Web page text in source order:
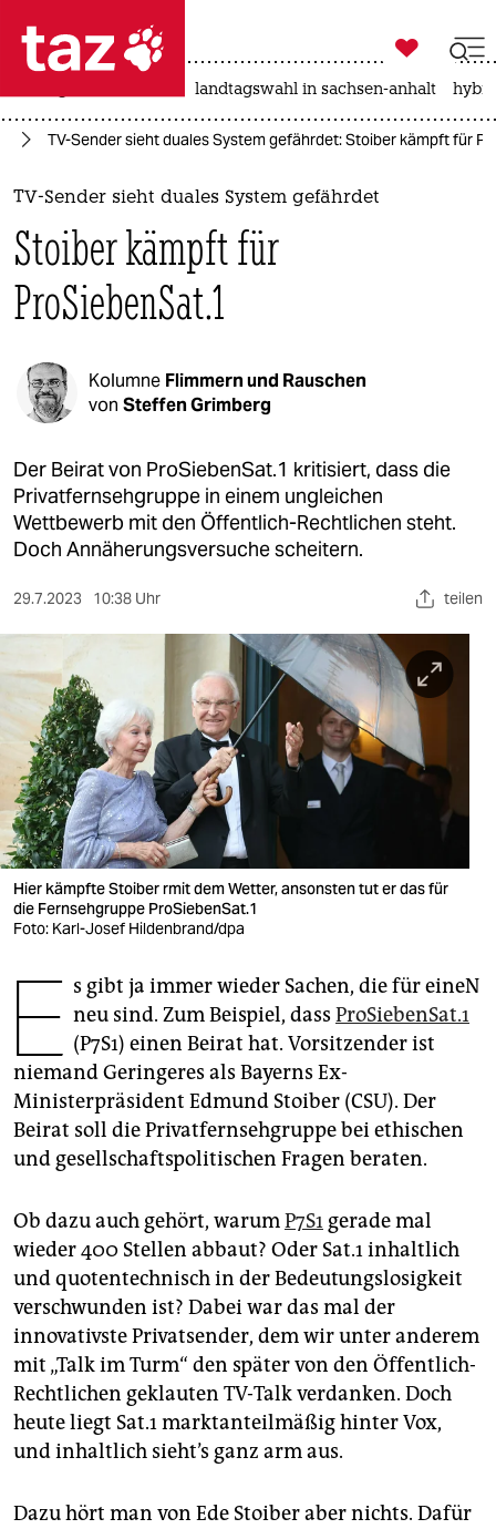
 taz zahl ich
taz zahl ich
themen
politik
öko
kultur
berlin
nord
wahrheit
verlag
veranstaltungen
shop
fragen & hilfe
unterstützen
abo
epaper login

taz zahl ich
landtagswahl in sachsen-anhalt
TV-Sender sieht duales System gefährdet: Stoiber kämpft für
TV-Sender sieht duales System gefährdet
Stoiber kämpft für
ProSiebenSat.1
Kolumne Flimmern und Rauschen
von Steffen Grimberg
Der Beirat von ProSiebenSat.1 kritisiert, dass die
Privatfernsehgruppe in einem ungleichen
Wettbewerb mit den Öffentlich-Rechtlichen steht.
Doch Annäherungsversuche scheitern.
29.7.2023 10:38 Uhr teilen
Hier kämpfte Stoiber rmit dem Wetter, ansonsten tut er das für
die Fernsehgruppe ProSiebenSat.1
Foto: Karl-Josef Hildenbrand/dpa
E s gibt ja immer wieder Sachen, die für eineN
neu sind. Zum Beispiel, dass ProSiebenSat.1
(P7S1) einen Beirat hat. Vorsitzender ist
niemand Geringeres als Bayerns Ex-
Ministerpräsident Edmund Stoiber (CSU). Der
Beirat soll die Privatfernsehgruppe bei ethischen
und gesellschaftspolitischen Fragen beraten.
Ob dazu auch gehört, warumP7S1 gerade mal
wieder 400 Stellen abbaut? Oder Sat.1 inhaltlich
und quotentechnisch in der Bedeutungslosigkeit
verschwunden ist? Dabei war das mal der
innovativste Privatsender, dem wir unter anderem
mit „Talk im Turm“ den später von den Öffentlich-
Rechtlichen geklauten TV-Talk verdanken. Doch
heute liegt Sat.1 marktanteilmäßig hinter Vox,
und inhaltlich sieht’s ganz arm aus.
Dazu hört man von Ede Stoi­ber aber nichts. Dafür